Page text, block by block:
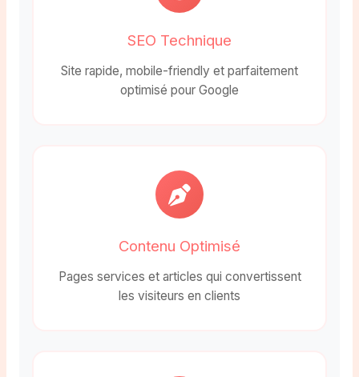
SEO Technique
Site rapide, mobile-friendly et parfaitement
optimisé pour Google
Contenu Optimisé
Pages services et articles qui convertissent
les visiteurs en clients